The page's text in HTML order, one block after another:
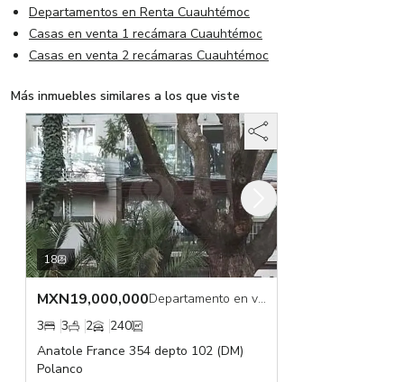
Departamentos en Renta Cuauhtémoc
Casas en venta 1 recámara Cuauhtémoc
Casas en venta 2 recámaras Cuauhtémoc
Más inmuebles similares a los que viste
18
MXN19,000,000
Departamento en venta
3
3 2
240
Anatole France 354 depto 102 (DM)
Polanco